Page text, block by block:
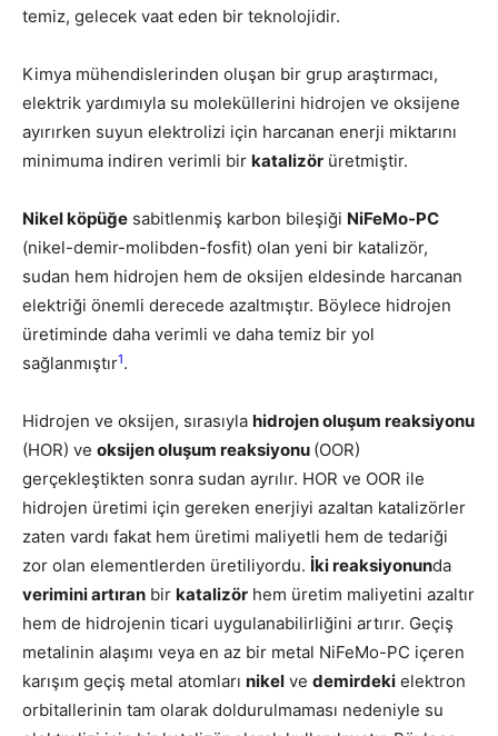
temiz, gelecek vaat eden bir teknolojidir.
Kimya mühendislerinden oluşan bir grup araştırmacı,
elektrik yardımıyla su moleküllerini hidrojen ve oksijene
ayırırken suyun elektrolizi için harcanan enerji miktarını
minimuma indiren verimli bir katalizör üretmiştir.
Nikel köpüğe sabitlenmiş karbon bileşiği NiFeMo-PC
(nikel-demir-molibden-fosfit) olan yeni bir katalizör,
sudan hem hidrojen hem de oksijen eldesinde harcanan
elektriği önemli derecede azaltmıştır. Böylece hidrojen
üretiminde daha verimli ve daha temiz bir yol
sağlanmıştır1.
Hidrojen ve oksijen, sırasıyla hidrojen oluşum reaksiyonu
(HOR) ve oksijen oluşum reaksiyonu (OOR)
gerçekleştikten sonra sudan ayrılır. HOR ve OOR ile
hidrojen üretimi için gereken enerjiyi azaltan katalizörler
zaten vardı fakat hem üretimi maliyetli hem de tedariği
zor olan elementlerden üretiliyordu. İki reaksiyonunda
verimini artıran bir katalizör hem üretim maliyetini azaltır
hem de hidrojenin ticari uygulanabilirliğini artırır. Geçiş
metalinin alaşımı veya en az bir metal NiFeMo-PC içeren
karışım geçiş metal atomları nikel ve demirdeki elektron
orbitallerinin tam olarak doldurulmaması nedeniyle su